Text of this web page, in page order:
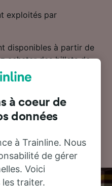
exploités par
disponibles à partir de
acheter des billets de
recommande de
est l'endroit idéal pour
et les tarifs les moins
à coeur de
données
à Trainline. Nous
de gérer
Voici
traiter.